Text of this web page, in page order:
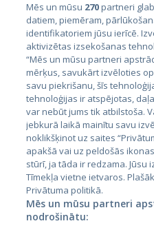
Страны
Эстония
Латвия
Литва
Mēs un mūsu 270partneri
datiem, piemēram,
identifikatoriem jūsu ierīcē.
aktivizētas izsekošanas
“Mēs un mūsu partneri
mērķus, savukārt izvēloties
savu piekrišanu, šīs
tehnoloģijas ir atspējotas,
var nebūt jums tik atbilstoša.
jebkurā laikā mainītu savu
noklikšķinot uz saites
apakšā vai uz peldošās
stūrī, ja tāda ir redzama. Jūsu
Tīmekļa vietne ietvaros.
Privātuma politikā.
Mēs un mūsu partneri
nodrošinātu: